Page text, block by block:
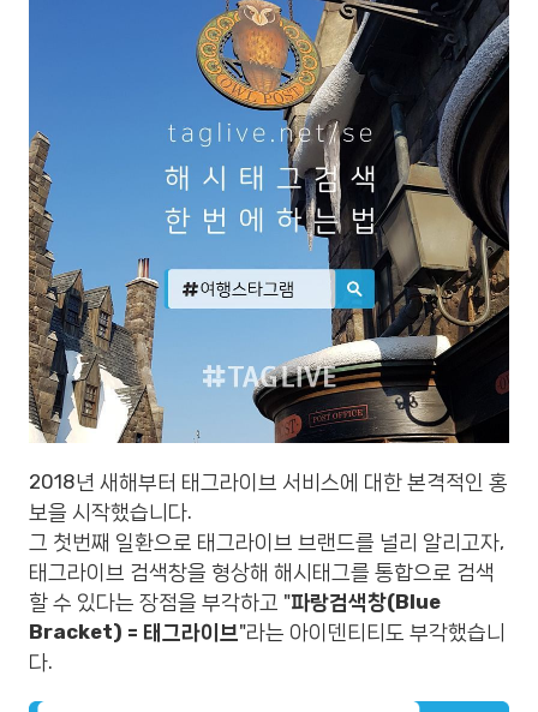
2018년 새해부터 태그라이브 서비스에 대한 본격적인 홍
보을 시작했습니다.
그 첫번째 일환으로 태그라이브 브랜드를 널리 알리고자,
태그라이브 검색창을 형상해 해시태그를 통합으로 검색
할 수 있다는 장점을 부각하고 "파랑검색창(Blue
Bracket) = 태그라이브"라는 아이덴티티도 부각했습니
다.